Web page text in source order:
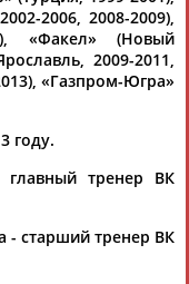
Назир
АБДУЛЛАЕВ
2006, 2008-2009),
«Факел» (Новый
2009-2011,
«Газпром-Югра»
году.
тренер ВК
- старший тренер ВК